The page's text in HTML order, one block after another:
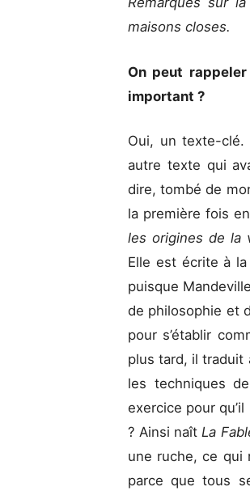
maisons closes.
On peut
important ?
Oui, un texte-clé.
autre texte qui
dire, tombé de
la première fois
les origines de la
Elle est écrite à
puisque
de philosophie et
pour s’établir
plus tard, il traduit
les techniques
exercice pour
? Ainsi naît La
une ruche, ce qui
parce que tous